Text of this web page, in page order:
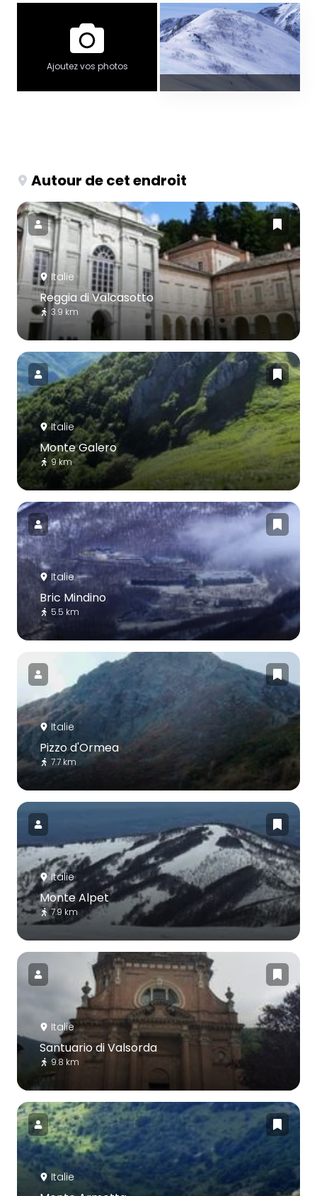
Ajoutez vos photos
Autour de cet endroit
Italie
Reggia di Valcasotto
3.9 km
Italie
Monte Galero
9 km
Italie
Bric Mindino
5.5 km
Italie
Pizzo d'Ormea
7.7 km
Italie
Monte Alpet
7.9 km
Italie
Santuario di Valsorda
9.8 km
Italie